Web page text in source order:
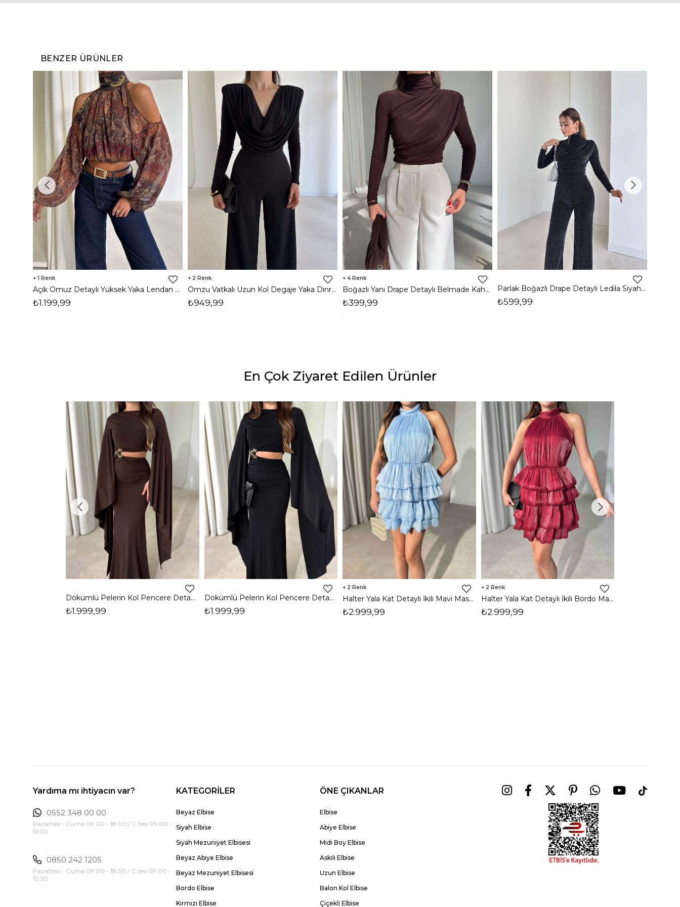
BENZER ÜRÜNLER
1
Açık Omuz Detaylı Yüksek Yaka Lendan Kahve Kadın bluz 26K026
₺1.199,99
2
Omzu Vatkalı Uzun Kol Degaje Yaka Dinre Kadın Siyah Bluz 26K101
₺949,99
4
Boğazlı Yanı Drape Detaylı Belmade Kahve Kadın Bluz 26K113
₺399,99
Parlak Boğazlı Drape Detaylı Ledila Siyah Kadın Bluz 26K150
₺599,99
En Çok Ziyaret Edilen Ürünler
Dökümlü Pelerin Kol Pencere Detaylı Maxi Kahverengi Arlev Kadın Elbise 26Y511
₺1.999,99
Dökümlü Pelerin Kol Pencere Detaylı Maxi Siyah Arlev Kadın Elbise 26Y511
₺1.999,99
2
Halter Yala Kat Detaylı İkili Mavi Maso Kadın Takım 26Y505
₺2.999,99
2
Halter Yala Kat Detaylı İkili Bordo Maso Kadın Takım 26Y505
₺2.999,99
Yardıma mı ihtiyacın var?
0552 348 00 00
Pazartesi - Cuma 09:00 - 18:00 / C.tesi 09:00 -
13:30
0850 242 1205
Pazartesi - Cuma 09:00 - 18:30 / C.tesi 09:00 -
13:30
KATEGORİLER
Beyaz Elbise
Siyah Elbise
Siyah Mezuniyet Elbisesi
Beyaz Abiye Elbise
Beyaz Mezuniyet Elbisesi
Bordo Elbise
Kırmızı Elbise
ÖNE ÇIKANLAR
Elbise
Abiye Elbise
Midi Boy Elbise
Askılı Elbise
Uzun Elbise
Balon Kol Elbise
Çiçekli Elbise